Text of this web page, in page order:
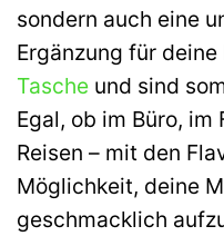
sondern auch eine
Ergänzung für
Tasche und sind
Egal, ob im Büro,
Reisen – mit den
Möglichkeit, deine
geschmacklich